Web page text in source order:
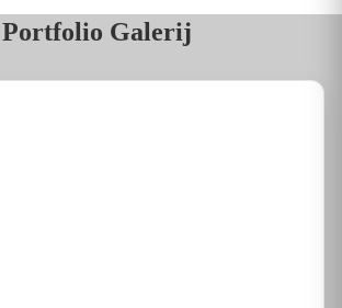
Portfolio Galerij